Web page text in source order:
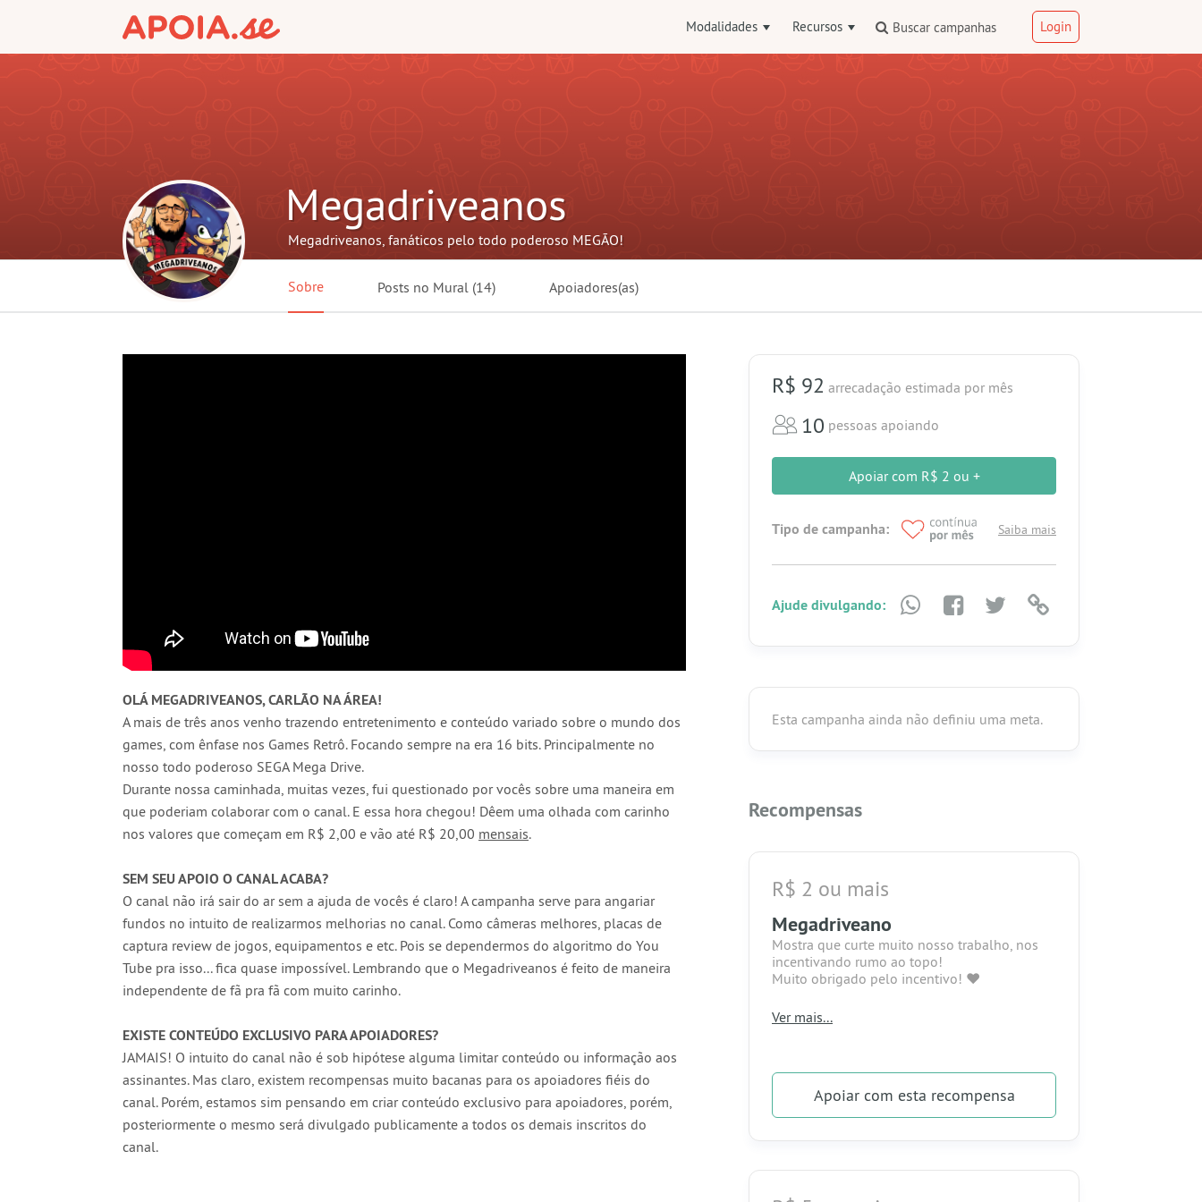
Modalidades Recursos Buscar campanhas Login
Megadriveanos
Megadriveanos, fanáticos pelo todo poderoso MEGÃO!
Sobre Posts no Mural (14) Apoiadores(as)
OLÁ MEGADRIVEANOS, CARLÃO NA ÁREA!
A mais de três anos venho trazendo entretenimento e conteúdo variado sobre o mundo dos
games, com ênfase nos Games Retrô. Focando sempre na era 16 bits. Principalmente no
nosso todo poderoso SEGA Mega Drive.
Durante nossa caminhada, muitas vezes, fui questionado por vocês sobre uma maneira em
que poderiam colaborar com o canal. E essa hora chegou! Dêem uma olhada com carinho
nos valores que começam em R$ 2,00 e vão até R$ 20,00 mensais.
SEM SEU APOIO O CANAL ACABA?
O canal não irá sair do ar sem a ajuda de vocês é claro! A campanha serve para angariar
fundos no intuito de realizarmos melhorias no canal. Como câmeras melhores, placas de
captura review de jogos, equipamentos e etc. Pois se dependermos do algoritmo do You
Tube pra isso... fica quase impossível. Lembrando que o Megadriveanos é feito de maneira
independente de fã pra fã com muito carinho.
EXISTE CONTEÚDO EXCLUSIVO PARA APOIADORES?
JAMAIS! O intuito do canal não é sob hipótese alguma limitar conteúdo ou informação aos
assinantes. Mas claro, existem recompensas muito bacanas para os apoiadores fiéis do
canal. Porém, estamos sim pensando em criar conteúdo exclusivo para apoiadores, porém,
posteriormente o mesmo será divulgado publicamente a todos os demais inscritos do
canal.
R$ 92 arrecadação estimada por mês
10 pessoas apoiando
Apoiar com R$ 2 ou +
Tipo de campanha: Saiba mais
Ajude divulgando:
Esta campanha ainda não definiu uma meta.
Recompensas
R$ 2 ou mais
Megadriveano
Mostra que curte muito nosso trabalho, nos
incentivando rumo ao topo!
Muito obrigado pelo incentivo! ❤
Recompensa:
- Seu nome aparecerá no final das lives.
- Você terá acesso a nosso grupo do Whats
APP exclusivo para apoiadores!
Ver mais...
Apoiarcom esta recompensa